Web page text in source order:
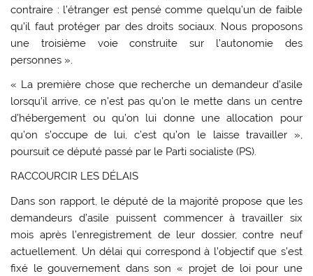
contraire : l’étranger est pensé comme quelqu’un de faible
qu’il faut protéger par des droits sociaux. Nous proposons
une troisième voie construite sur l’autonomie des
personnes ».
« La première chose que recherche un demandeur d’asile
lorsqu’il arrive, ce n’est pas qu’on le mette dans un centre
d’hébergement ou qu’on lui donne une allocation pour
qu’on s’occupe de lui, c’est qu’on le laisse travailler »,
poursuit ce député passé par le Parti socialiste (PS).
RACCOURCIR LES DÉLAIS
Dans son rapport, le député de la majorité propose que les
demandeurs d’asile puissent commencer à travailler six
mois après l’enregistrement de leur dossier, contre neuf
actuellement. Un délai qui correspond à l’objectif que s’est
fixé le gouvernement dans son « projet de loi pour une